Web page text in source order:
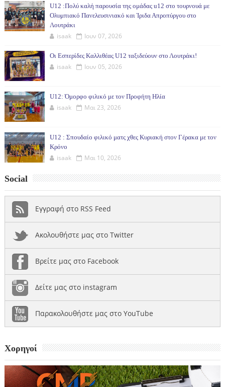
U12 :Πολύ καλή παρουσία της ομάδας u12 στο τουρνουά με
Ολυμπιακό Πανελευσινιακό και Ίριδα Απροπύργου στο
Λουτράκι
isaak Ιουν 07, 2026
Οι Εσπερίδες Καλλιθέας U12 ταξιδεύουν στο Λουτράκι!
isaak Ιουν 05, 2026
U12: Όμορφο φιλικό με τον Προφήτη Ηλία
isaak Μαι 23, 2026
U12 : Σπουδαίο φιλικό ματς χθες Κυριακή στον Γέρακα με τον
Κρόνο
isaak Μαι 10, 2026
Social
Εγγραφή στο RSS Feed
Ακολουθήστε μας στο Twitter
Βρείτε μας στο Facebook
Δείτε μας στο instagram
Παρακολουθήστε μας στο YouTube
Χορηγοί